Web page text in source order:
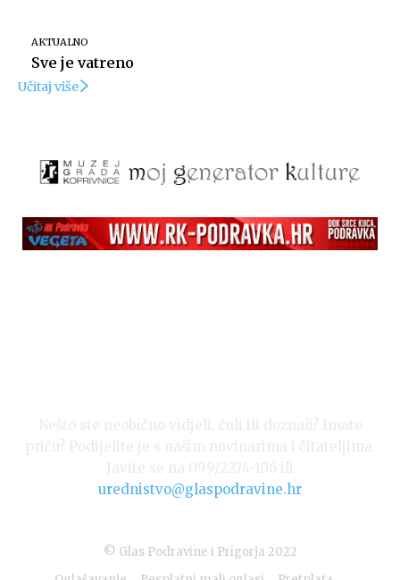
AKTUALNO
Sve je vatreno
Učitaj više
urednistvo@glaspodravine.hr
© Glas Podravine i Prigorja 2022